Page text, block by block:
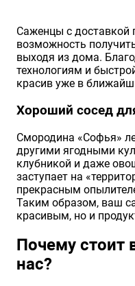
Саженцы с доставкой
возможность
выходя из дома.
технологиям и
красив уже в
Хороший сосед
Смородина «Софья»
другими ягодными
клубникой и даже
заступает на
прекрасным
Таким образом, ваш
красивым, но и
Почему стоит
нас?